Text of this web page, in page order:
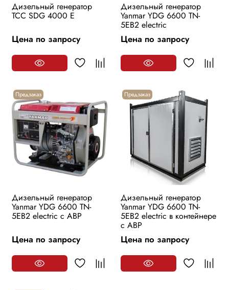
Дизельный генератор
ТСС SDG 4000 E
Цена по запросу
Дизельный генератор
Yanmar YDG 6600 TN-
5EB2 electric
Цена по запросу
Предзаказ
Дизельный генератор
Yanmar YDG 6600 TN-
5EB2 electric с АВР
Цена по запросу
Предзаказ
Дизельный генератор
Yanmar YDG 6600 TN-
5EB2 electric в контейнере
с АВР
Цена по запросу